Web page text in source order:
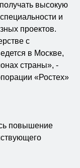
высокую
и
проектов.
с
в Москве,
страны», -
«Ростех»
повышение